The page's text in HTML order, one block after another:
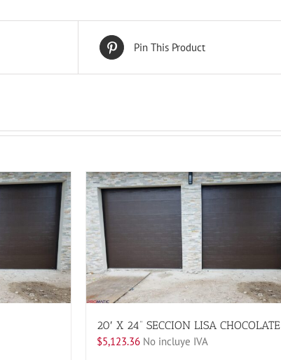
Pin This Product
20′ X 24” SECCION LISA CHOCOLATE
$5,123.36 No incluye IVA